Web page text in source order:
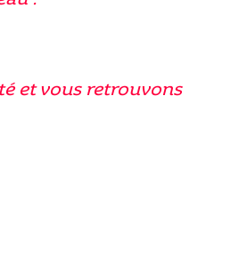
et vous retrouvons